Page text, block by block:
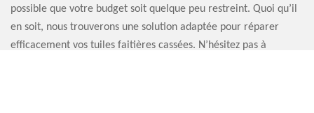
possible que votre budget soit quelque peu restreint. Quoi qu’il
en soit, nous trouverons une solution adaptée pour réparer
efficacement vos tuiles faitières cassées. N’hésitez pas à